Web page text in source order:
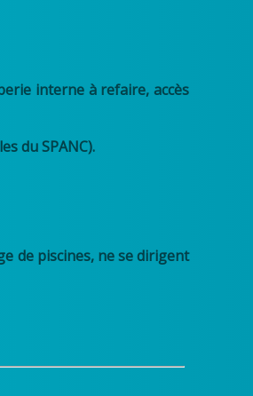
interne à refaire, accès
du SPANC).
de piscines, ne se dirigent